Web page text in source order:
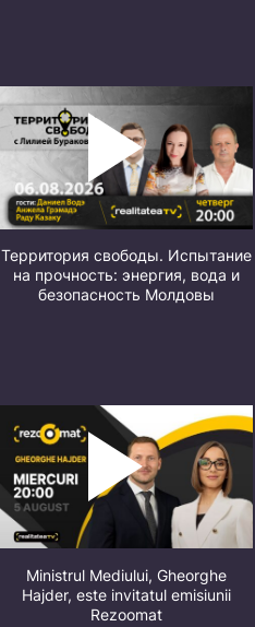
Территория свободы. Испытание
на прочность: энергия, вода и
безопасность Молдовы
Ministrul Mediului, Gheorghe
Hajder, este invitatul emisiunii
Rezoomat